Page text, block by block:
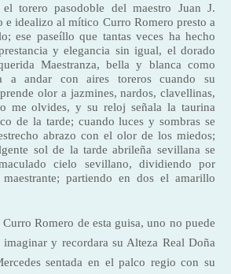
el torero pasodoble del maestro Juan J.
e idealizo al míti­co Curro Romero presto a
ese paseíllo que tantas veces ha hecho
y elegancia sin igual, el dorado
Maestranza, bella y blanca como
a andar con aires toreros cuando su
olor a jazmines, nardos, clavellinas,
me olvides, y su reloj señala la taurina
de la tarde; cuando luces y sombras se
abrazo con el olor de los miedos;
sol de la tarde abrileña sevillana se
cielo sevillano, dividiendo por
partiendo en dos el amarillo
Romero de esta guisa, uno no puede
y recordara su Alteza Real Doña
sentada en el palco regio con su